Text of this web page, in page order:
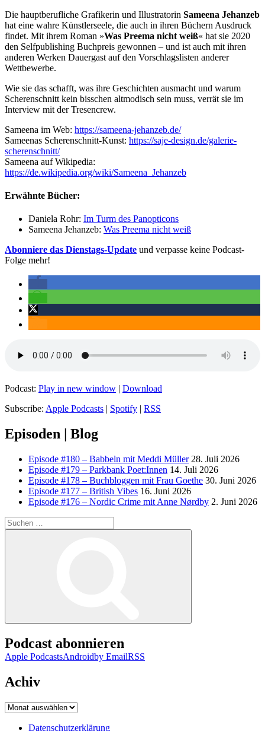
Die hauptberufliche Grafikerin und Illustratorin Sameena Jehanzeb
hat eine wahre Künstlerseele, die auch in ihren Büchern Ausdruck
findet. Mit ihrem Roman »Was Preema nicht weiß« hat sie 2020
den Selfpublishing Buchpreis gewonnen – und ist auch mit ihren
anderen Werken Dauergast auf den Vorschlagslisten anderer
Wettbewerbe.
Wie sie das schafft, was ihre Geschichten ausmacht und warum
Scherenschnitt kein bisschen altmodisch sein muss, verrät sie im
Interview mit der Tresencrew.
Sameena im Web: https://sameena-jehanzeb.de/
Sameenas Scherenschnitt-Kunst: https://saje-design.de/galerie-
scherenschnitt/
Sameena auf Wikipedia:
https://de.wikipedia.org/wiki/Sameena_Jehanzeb
Erwähnte Bücher:
Daniela Rohr: Im Turm des Panopticons
Sameena Jehanzeb: Was Preema nicht weiß
Abonniere das Dienstags-Update und verpasse keine Podcast-
Folge mehr!
Podcast: Play in new window | Download
Subscribe: Apple Podcasts | Spotify | RSS
Episoden | Blog
Episode #180 – Babbeln mit Meddi Müller 28. Juli 2026
Episode #179 – Parkbank Poet:Innen 14. Juli 2026
Episode #178 – Buchbloggen mit Frau Goethe 30. Juni 2026
Episode #177 – British Vibes 16. Juni 2026
Episode #176 – Nordic Crime mit Anne Nørdby 2. Juni 2026
Suchen
nach:
Podcast abonnieren
Apple PodcastsAndroidby EmailRSS
Achiv
Achiv
Datenschutzerklärung